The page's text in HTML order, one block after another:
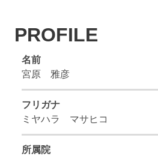
PROFILE
名前
宮原 雅彦
フリガナ
ミヤハラ マサヒコ
所属院